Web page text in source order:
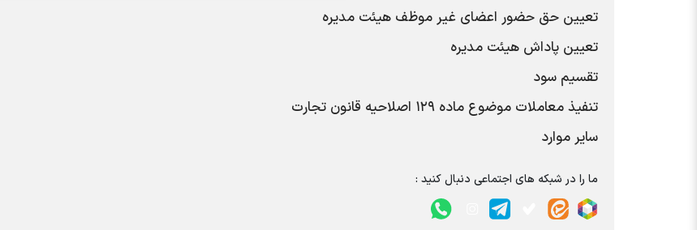
تعیین حق حضور اعضای غیر موظف هیئت مدیره
تعیین پاداش هیئت مدیره
تقسیم سود
تنفیذ معاملات موضوع ماده ۱۲۹ اصلاحیه قانون تجارت
سایر موارد
ما را در شبکه های اجتماعی دنبال کنید :